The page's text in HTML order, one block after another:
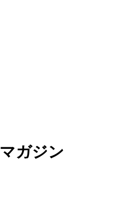
マガジン